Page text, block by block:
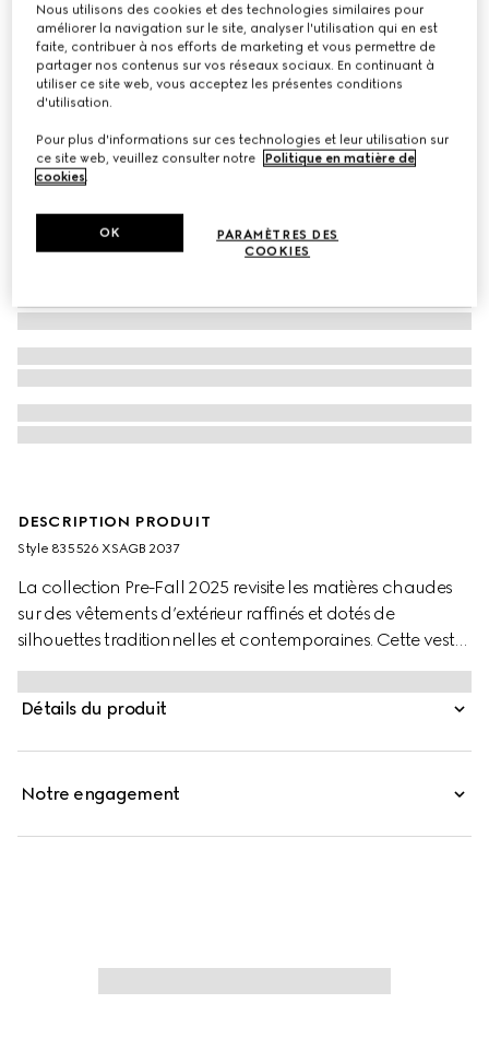
€ 5.250
DESCRIPTION PRODUIT
Style ‎835526 XSAGB 2037
La collection Pre-Fall 2025 revisite les matières chaudes
sur des vêtements d’extérieur raffinés et dotés de
silhouettes traditionnelles et contemporaines. Cette veste
en daim et shearling présente un imprimé GG sur toute la
surface. Ce modèle fonctionnel et contemporain est
agrémenté de finitions en cuir ton sur ton.
Détails du produit
Notre engagement
Nous utilisons des cookies et des technologies similaires pour
améliorer la navigation sur le site, analyser l'utilisation qui en est
faite, contribuer à nos efforts de marketing et vous permettre de
partager nos contenus sur vos réseaux sociaux. En continuant à
utiliser ce site web, vous acceptez les présentes conditions
d'utilisation.
Pour plus d'informations sur ces technologies et leur utilisation sur
ce site web, veuillez consulter notre
Politique en matière de
cookies.
PARAMÈTRES DES
COOKIES
OK